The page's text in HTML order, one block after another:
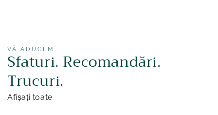
VĂ ADUCEM
Sfaturi. Recomandări.
Trucuri.
Afișați toate